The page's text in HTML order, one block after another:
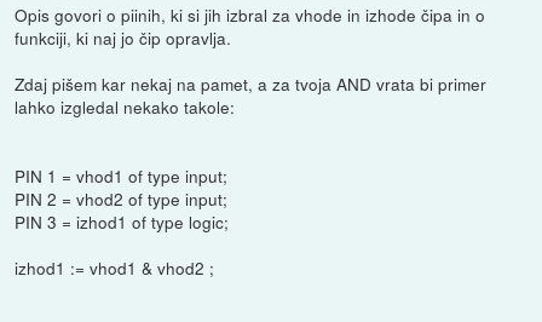
Opis govori o piinih, ki si jih izbral za vhode in izhode čipa in o
funkciji, ki naj jo čip opravlja.
Zdaj pišem kar nekaj na pamet, a za tvoja AND vrata bi primer
lahko izgledal nekako takole:
PIN 1 = vhod1 of type input;
PIN 2 = vhod2 of type input;
PIN 3 = izhod1 of type logic;
izhod1 := vhod1 & vhod2 ;